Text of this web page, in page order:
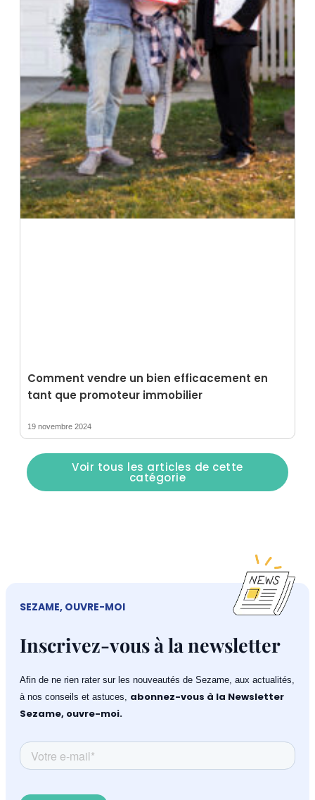
Comment vendre un bien efficacement en
tant que promoteur immobilier
19 novembre 2024
Voir tous les articles de cette
catégorie
SEZAME, OUVRE-MOI
Inscrivez-vous à la newsletter
Afin de ne rien rater sur les nouveautés de Sezame, aux actualités,
à nos conseils et astuces, abonnez-vous à la Newsletter
Sezame, ouvre-moi.